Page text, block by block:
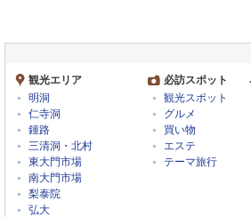
観光エリア
明洞
仁寺洞
鍾路
三清洞・北村
東大門市場
南大門市場
梨泰院
弘大
必訪スポット
観光スポット
グルメ
買い物
エステ
テーマ旅行